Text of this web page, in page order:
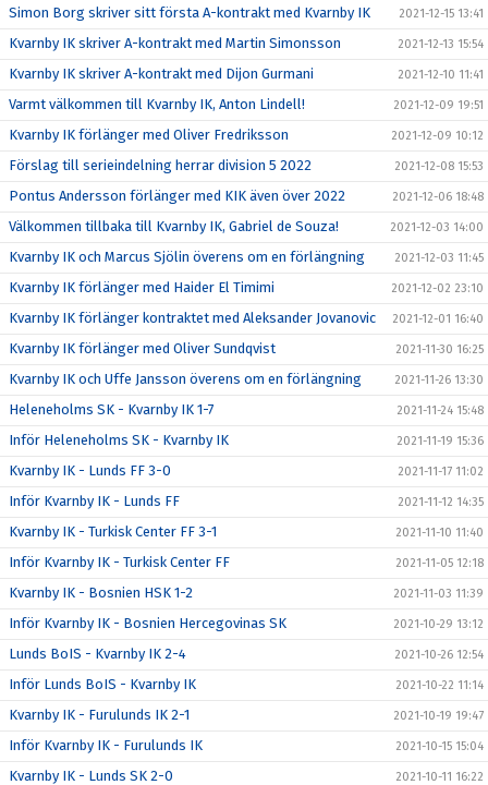
Simon Borg skriver sitt första A-kontrakt med Kvarnby IK 2021-12-15 13:41
Kvarnby IK skriver A-kontrakt med Martin Simonsson 2021-12-13 15:54
Kvarnby IK skriver A-kontrakt med Dijon Gurmani 2021-12-10 11:41
Varmt välkommen till Kvarnby IK, Anton Lindell! 2021-12-09 19:51
Kvarnby IK förlänger med Oliver Fredriksson 2021-12-09 10:12
Förslag till serieindelning herrar division 5 2022 2021-12-08 15:53
Pontus Andersson förlänger med KIK även över 2022 2021-12-06 18:48
Välkommen tillbaka till Kvarnby IK, Gabriel de Souza! 2021-12-03 14:00
Kvarnby IK och Marcus Sjölin överens om en förlängning 2021-12-03 11:45
Kvarnby IK förlänger med Haider El Timimi 2021-12-02 23:10
Kvarnby IK förlänger kontraktet med Aleksander Jovanovic 2021-12-01 16:40
Kvarnby IK förlänger med Oliver Sundqvist 2021-11-30 16:25
Kvarnby IK och Uffe Jansson överens om en förlängning 2021-11-26 13:30
Heleneholms SK - Kvarnby IK 1-7 2021-11-24 15:48
Inför Heleneholms SK - Kvarnby IK 2021-11-19 15:36
Kvarnby IK - Lunds FF 3-0 2021-11-17 11:02
Inför Kvarnby IK - Lunds FF 2021-11-12 14:35
Kvarnby IK - Turkisk Center FF 3-1 2021-11-10 11:40
Inför Kvarnby IK - Turkisk Center FF 2021-11-05 12:18
Kvarnby IK - Bosnien HSK 1-2 2021-11-03 11:39
Inför Kvarnby IK - Bosnien Hercegovinas SK 2021-10-29 13:12
Lunds BoIS - Kvarnby IK 2-4 2021-10-26 12:54
Inför Lunds BoIS - Kvarnby IK 2021-10-22 11:14
Kvarnby IK - Furulunds IK 2-1 2021-10-19 19:47
Inför Kvarnby IK - Furulunds IK 2021-10-15 15:04
Kvarnby IK - Lunds SK 2-0 2021-10-11 16:22